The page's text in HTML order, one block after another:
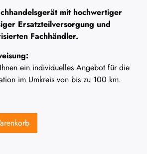
mit hochwertiger
Ersatzteilversorgung und
Fachhändler.
ein individuelles Angebot für die
im Umkreis von bis zu 100 km.